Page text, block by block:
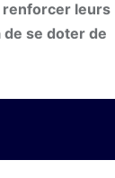
renforcer leurs
se doter de